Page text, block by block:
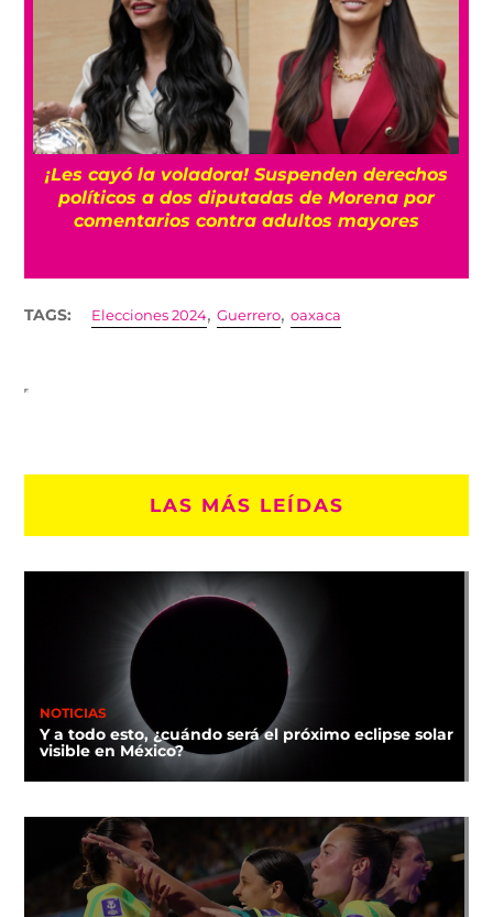
¡Les cayó la voladora! Suspenden derechos
políticos a dos diputadas de Morena por
comentarios contra adultos mayores
TAGS: Elecciones 2024,Guerrero,oaxaca
LAS MÁS LEÍDAS
NOTICIAS
Y a todo esto, ¿cuándo será el próximo eclipse solar
visible en México?